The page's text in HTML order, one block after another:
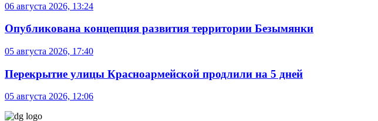
06 августа 2026, 13:24
Опубликована концепция развития территории Безымянки
05 августа 2026, 17:40
Перекрытие улицы Красноармейской продлили на 5 дней
05 августа 2026, 12:06